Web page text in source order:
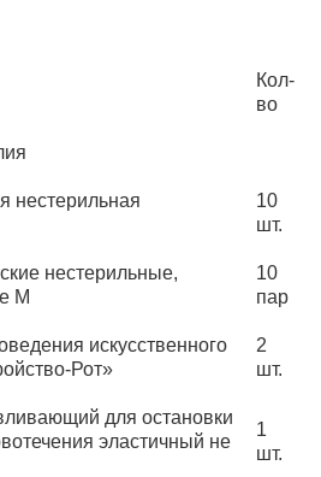
Кол-
во
нестерильная
10
шт.
нестерильные,
М
10
пар
искусственного
Рот»
2
шт.
для остановки
эластичный не
1
шт.